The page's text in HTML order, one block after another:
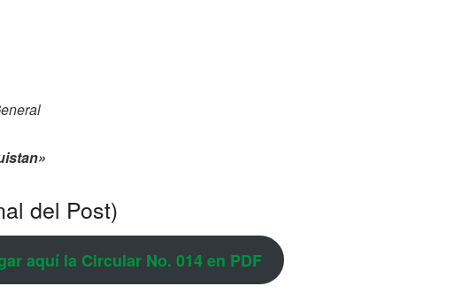
del Post)
aquí la Circular No. 014 en PDF